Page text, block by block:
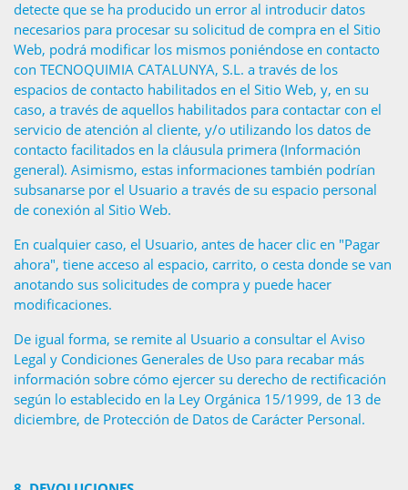
detecte que se ha producido un error al introducir datos
necesarios para procesar su solicitud de compra en el Sitio
Web, podrá modificar los mismos poniéndose en contacto
con TECNOQUIMIA CATALUNYA, S.L. a través de los
espacios de contacto habilitados en el Sitio Web, y, en su
caso, a través de aquellos habilitados para contactar con el
servicio de atención al cliente, y/o utilizando los datos de
contacto facilitados en la cláusula primera (Información
general). Asimismo, estas informaciones también podrían
subsanarse por el Usuario a través de su espacio personal
de conexión al Sitio Web.
En cualquier caso, el Usuario, antes de hacer clic en "Pagar
ahora", tiene acceso al espacio, carrito, o cesta donde se van
anotando sus solicitudes de compra y puede hacer
modificaciones.
De igual forma, se remite al Usuario a consultar el Aviso
Legal y Condiciones Generales de Uso para recabar más
información sobre cómo ejercer su derecho de rectificación
según lo establecido en la Ley Orgánica 15/1999, de 13 de
diciembre, de Protección de Datos de Carácter Personal.